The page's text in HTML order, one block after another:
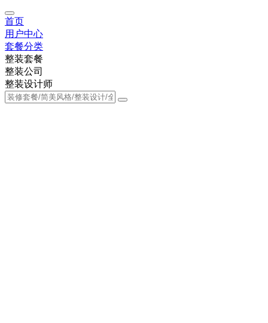
首页
用户中心
套餐分类
整装套餐
整装公司
整装设计师